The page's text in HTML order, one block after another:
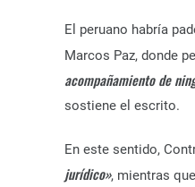
El peruano habría
Marcos Paz, donde
acompañamiento de
sostiene el escrito.
En este sentido,
jurídico», mientras